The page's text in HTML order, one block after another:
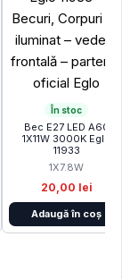
În stoc
Bec E27 LED A60
1X11W 3000K Eglo
11933
1X7.8W
20,00 lei
Adaugă în coș